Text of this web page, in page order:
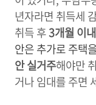
년자라면 취득세
취득 후3개월 이
안은 추가로 주택
안 실거주해야만
거나 임대를 주면